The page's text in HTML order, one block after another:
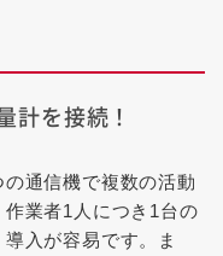
計を接続！
の通信機で複数の活動
業者1人につき1台の
入が容易です。ま